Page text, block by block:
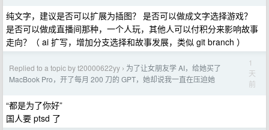
纯文字，建议是否可以扩展为插图？ 是否可以做成文字选择游戏？
是否可以做成直播间那种，一个人玩，其他人可以付积分来影响故事
走向？（ ai 扩写，增加分支选择和故事发展，类似 git branch ）
Replied to a topic by t20000622yy › 为了让女朋友学 AI，给她买了
MacBook Pro，开了每月 200 刀的 GPT，她却说我一直在压迫她
1
天
前
“都是为了你好”
国人要 ptsd 了